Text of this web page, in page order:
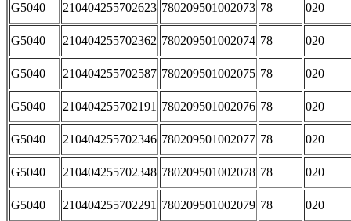
G5040 210404255702623 780209501002073 78 020
G5040 210404255702362 780209501002074 78 020
G5040 210404255702587 780209501002075 78 020
G5040 210404255702191 780209501002076 78 020
G5040 210404255702346 780209501002077 78 020
G5040 210404255702348 780209501002078 78 020
G5040 210404255702291 780209501002079 78 020